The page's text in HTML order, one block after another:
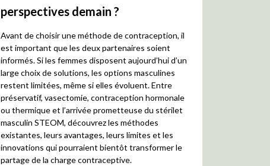
perspectives demain ?
Avant de choisir une méthode de contraception, il
est important que les deux partenaires soient
informés. Si les femmes disposent aujourd’hui d’un
large choix de solutions, les options masculines
restent limitées, même si elles évoluent. Entre
préservatif, vasectomie, contraception hormonale
ou thermique et l’arrivée prometteuse du stérilet
masculin STEOM, découvrez les méthodes
existantes, leurs avantages, leurs limites et les
innovations qui pourraient bientôt transformer le
partage de la charge contraceptive.